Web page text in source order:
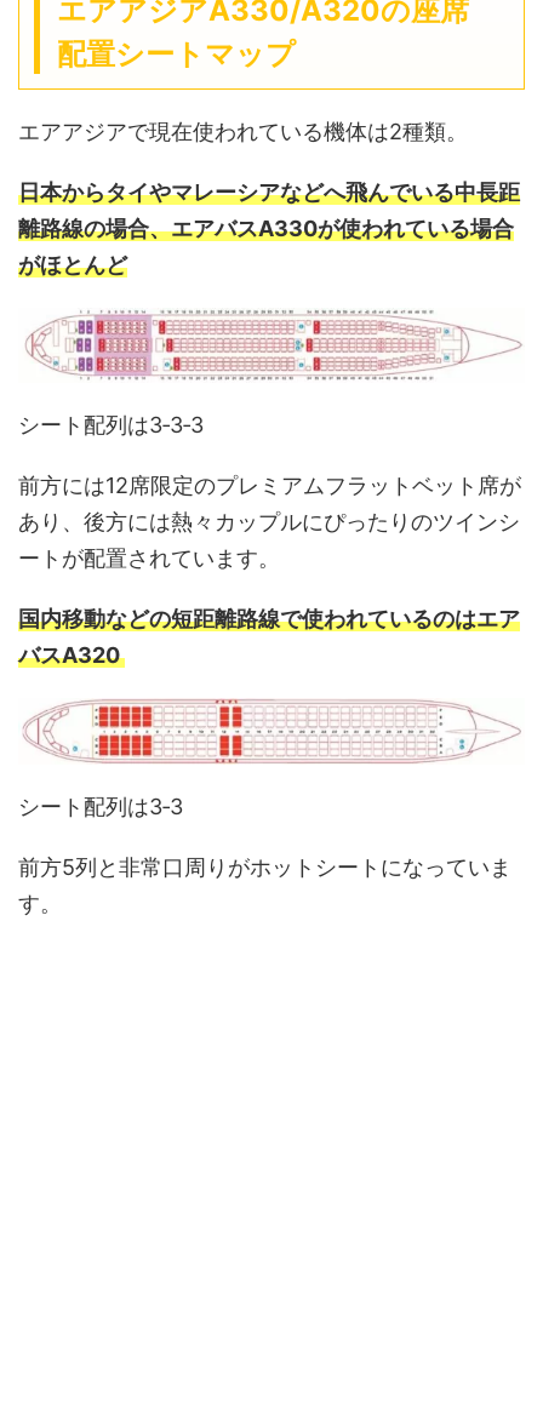
エアアジアA330/A320の座席
配置シートマップ
エアアジアで現在使われている機体は2種類。
日本からタイやマレーシアなどへ飛んでいる中長距
離路線の場合、エアバスA330が使われている場合
がほとんど
シート配列は3‐3‐3
前方には12席限定のプレミアムフラットベット席が
あり、後方には熱々カップルにぴったりのツインシ
ートが配置されています。
国内移動などの短距離路線で使われているのはエア
バスA320
シート配列は3‐3
前方5列と非常口周りがホットシートになっていま
す。